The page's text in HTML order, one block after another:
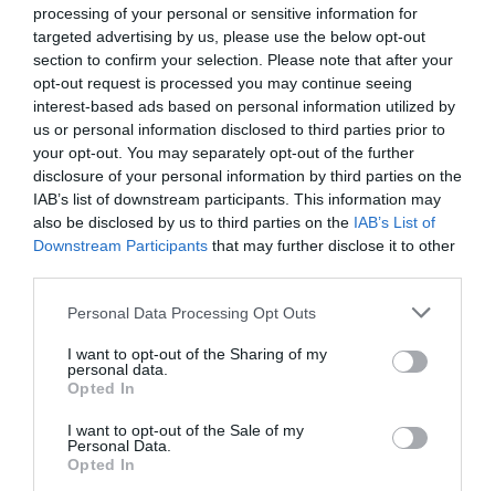
processing of your personal or sensitive information for
targeted advertising by us, please use the below opt-out
section to confirm your selection. Please note that after your
opt-out request is processed you may continue seeing
interest-based ads based on personal information utilized by
us or personal information disclosed to third parties prior to
your opt-out. You may separately opt-out of the further
disclosure of your personal information by third parties on the
IAB’s list of downstream participants. This information may
also be disclosed by us to third parties on the IAB’s List of
Downstream Participants that may further disclose it to other
Please note that this website/app uses one or more Google
not limited to your visit or usage behaviour. You may click to
grant or deny consent to Google and its third-party tags to
use your data for below specified purposes in below Google
consent section.
Personal Data Processing Opt Outs
I want to opt-out of the Sharing of my
personal data.
Opted In
I want to opt-out of the Sale of my
Personal Data.
Opted In
Spin Time, l’antifascismo commensale della Roma
«open to the future»
7 Agosto 2026
Tekne agli americani: il Golden Power è l’ultima trincea